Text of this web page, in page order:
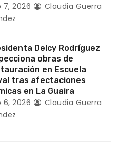
7, 2026
Claudia Guerra
Delcy Rodríguez
obras de
en Escuela
tras afectaciones
en La Guaira
6, 2026
Claudia Guerra